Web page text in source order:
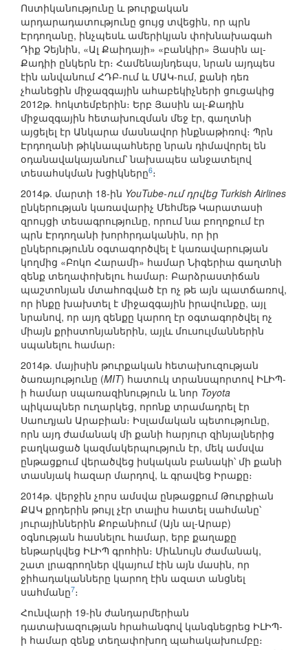
Ոստիկանությունը և թուրքական
արդարադատությունը ցույց տվեցին, որ պրն
Էրդողանը, ինչպեսև ամերիկյան փոխնախագահ
Դիք Չեյնին, «Ալ Քաիդայի» «բանկիր» Յասին ալ-
Քադիի ընկերն էր։ Համենայնդեպս, նրան այդպես
էին անվանում ՀԴԲ-ում և ՄԱԿ-ում, քանի դեռ
չհանեցին միջազգային ահաբեկիչների ցուցակից
2012թ. հոկտեմբերին։ Երբ Յասին ալ-Քադին
միջազգային հետախուզման մեջ էր, գաղտնի
այցելել էր Անկարա մասնավոր ինքնաթիռով։ Պրն
Էրդողանի թիկնապահները նրան դիմավորել են
օդանավակայանում՝ նախապես անջատելով
տեսահսկման խցիկները6։
2014թ. մարտի 18-ին YouTube-ում դրվեց Turkish Airlines
ընկերության կառավարիչ Մեհմեթ Կարատասի
զրույցի տեսագրությունը, որում նա բողոքում էր
պրն Էրդողանի խորհրդականին, որ իր
ընկերությունն օգտագործվել է կառավարության
կողմից «Բոկո Հարամի» համար Նիգերիա գաղտնի
զենք տեղափոխելու համար։ Բարձրաստիճան
պաշտոնյան մտահոգված էր ոչ թե այն պատճառով,
որ ինքը խախտել է միջազգային իրավունքը, այլ
նրանով, որ այդ զենքը կարող էր օգտագործվել ոչ
միայն քրիստոնյաներին, այլև մուսուլմաններին
սպանելու համար։
2014թ. մայիսին թուրքական հետախուզության
ծառայությունը (MIT) հատուկ տրանսպորտով ԻԼԻՊ-
ի համար սպառազինություն և նոր Toyota
պիկապներ ուղարկեց, որոնք տրամադրել էր
Սաուդյան Արաբիան։ Իսլամական պետությունը,
որն այդ ժամանակ մի քանի հարյուր զինյալներից
բաղկացած կազմակերպություն էր, մեկ ամսվա
ընթացքում վերածվեց իսկական բանակի՝ մի քանի
տասնյակ հազար մարդով, և գրավեց Իրաքը։
2014թ. վերջին չորս ամսվա ընթացքում Թուրքիան
ՔԱԿ քրդերին թույլ չէր տալիս հատել սահմանը՝
յուրայիններին Քոբանիում (Այն ալ-Արաբ)
օգնության հասնելու համար, երբ քաղաքը
ենթարկվեց ԻԼԻՊ գրոհին։ Միևնույն ժամանակ,
շատ լրագրողներ վկայում էին այն մասին, որ
ջիհադականները կարող էին ազատ անցնել
սահմանը7։
Հունվարի 19-ին ժանդարմերիան
դատախազության հրահանգով կանգնեցրեց ԻԼԻՊ-
ի համար զենք տեղափոխող պահակախումբը։